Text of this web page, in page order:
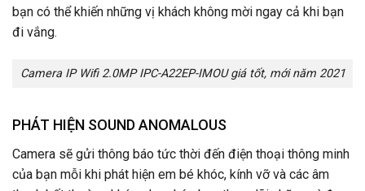
bạn có thể khiến những vị khách không mời ngay cả khi bạn
đi vắng.
Camera IP Wifi 2.0MP IPC-A22EP-IMOU giá tốt, mới năm 2021
PHÁT HIỆN SOUND ANOMALOUS
Camera sẽ gửi thông báo tức thời đến điện thoại thông minh
của bạn mỗi khi phát hiện em bé khóc, kính vỡ và các âm